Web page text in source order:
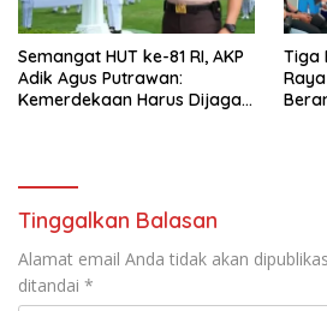
Semangat HUT ke-81 RI, AKP
Adik Agus Putrawan:
Kemerdekaan Harus Dijaga
Tiga
Tinggalkan Balasan
Alamat email Anda tidak akan
ditandai *